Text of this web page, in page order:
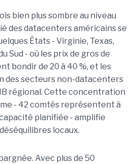
bien plus sombre au niveau
des datacenters américains se
États - Virginie, Texas,
Sud - où les prix de gros de
bondir de 20 à 40 %, et les
des secteurs non-datacenters
régional. Cette concentration
- 42 comtés représentent à
planifiée - amplifie
locaux.
Avec plus de 50